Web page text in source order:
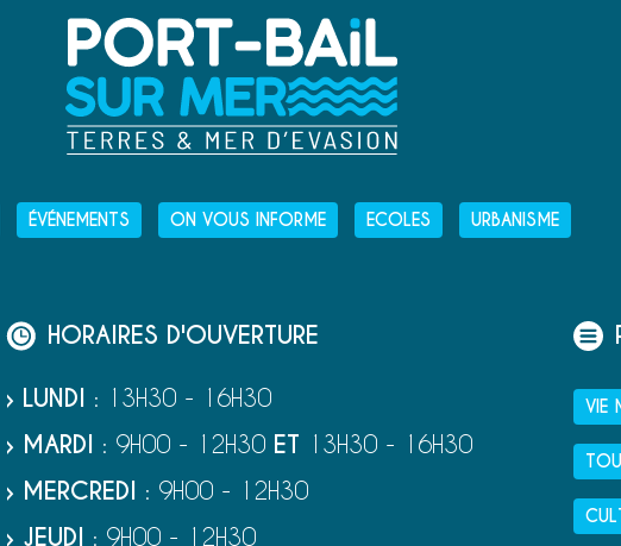
ÉVÉNEMENTS ON VOUS INFORME ECOLES URBANISME
HORAIRES D'OUVERTURE
› LUNDI : 13H30 - 16H30
› MARDI : 9H00 - 12H30 ET 13H30 - 16H30
› MERCREDI : 9H00 - 12H30
› JEUDI : 9H00 - 12H30
VIE